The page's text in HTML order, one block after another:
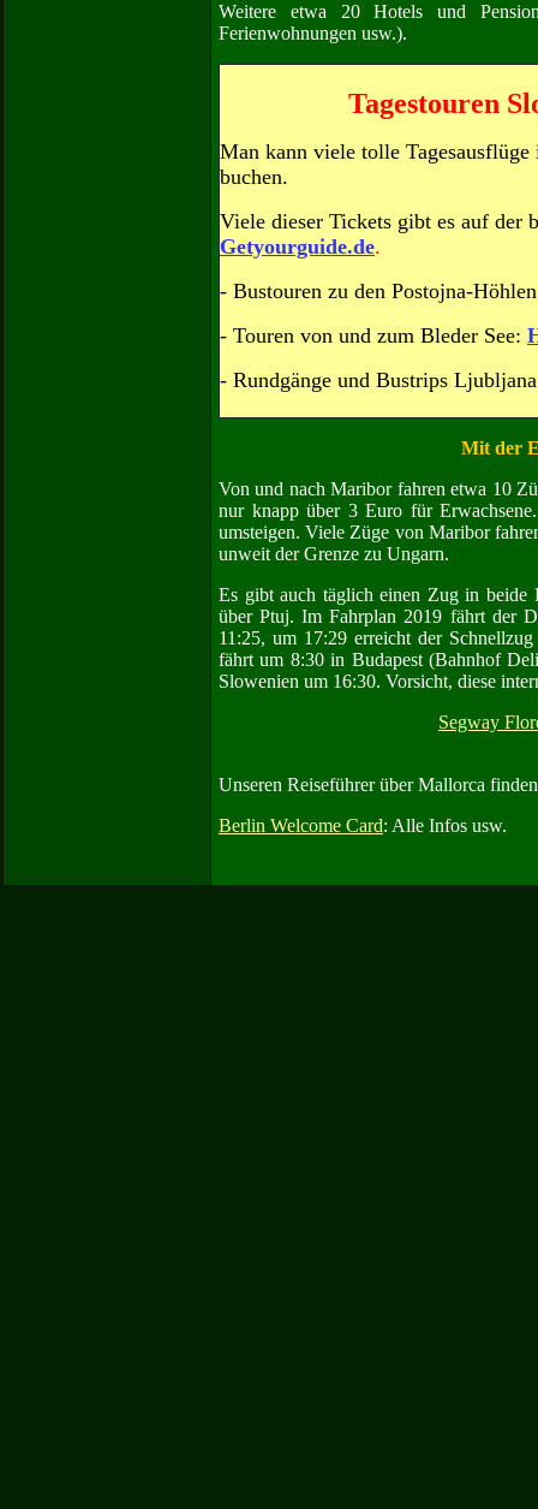
Weitere etwa 20 Hotels und
Ferienwohnungen usw.).
Tagestouren
Man kann viele tolle
buchen.
Viele dieser Tickets gibt es auf der
Getyourguide.de.
- Bustouren zu den Postojna-
- Touren von und zum Bleder See:
- Rundgänge und Bustrips
Mit der
Von und nach Maribor fahren etwa 10
nur knapp über 3 Euro für
umsteigen. Viele Züge von Maribor
unweit der Grenze zu Ungarn.
Es gibt auch täglich einen Zug in beide
über Ptuj. Im Fahrplan 2019 fährt der
11:25, um 17:29 erreicht der
fährt um 8:30 in Budapest (Bahnhof
Slowenien um 16:30. Vorsicht, diese
Segway
Unseren Reiseführer über Mallorca
Berlin Welcome Card: Alle Infos usw.